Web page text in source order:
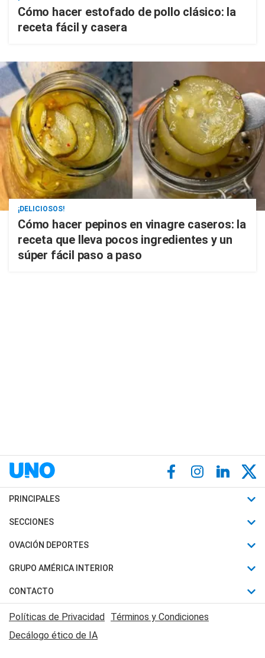
Cómo hacer estofado de pollo clásico: la
receta fácil y casera
¡DELICIOSOS!
Cómo hacer pepinos en vinagre caseros: la
receta que lleva pocos ingredientes y un
súper fácil paso a paso
PRINCIPALES
Últimas Noticias
Política
Judiciales
Economia
SECCIONES
Horóscopo
Motores
Trucos caseros
Series y Películas
Edictos y Solicitadas
OVACIÓN DEPORTES
Fútbol
Mundial
Automovilismo
Rugby
GRUPO AMÉRICA INTERIOR
Canal 7 en Vivo
CONTACTO
Acerca de Nosotros
Contactanos
Políticas de Privacidad Términos y Condiciones
Decálogo ético de IA